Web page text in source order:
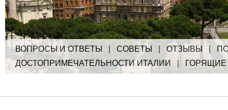
ВОПРОСЫ И ОТВЕТЫ СОВЕТЫ ОТЗЫВЫ |
ДОСТОПРИМЕЧАТЕЛЬНОСТИ ИТАЛИИ
ГОРЯЩИЕ